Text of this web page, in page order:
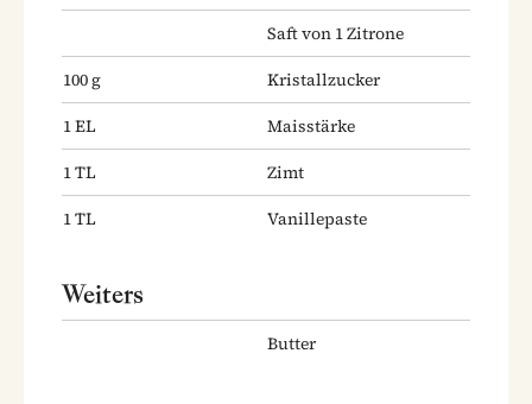
Saft von 1 Zitrone
100g
Kristallzucker
1EL
Maisstärke
1TL
Zimt
1TL Vanillepaste
Weiters
Butter